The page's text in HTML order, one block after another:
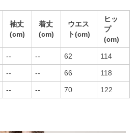
袖丈
(cm)
着丈
(cm)
ウエス
ト(cm)
ヒッ
プ
(cm)
-- -- 62 114
-- -- 66 118
-- -- 70 122